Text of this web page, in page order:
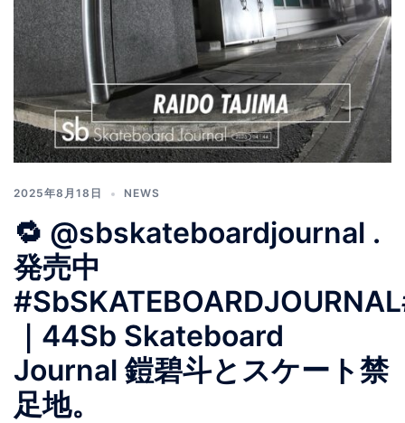
2025年8月18日 NEWS
🔁 @sbskateboardjournal .
発売中️
｜44Sb Skateboard
Journal 鎧碧斗とスケート禁
足地。